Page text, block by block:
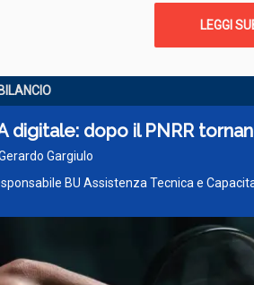
LEGGI
digitale: dopo il PNRR
Gargiulo
BU Assistenza Tecnica e